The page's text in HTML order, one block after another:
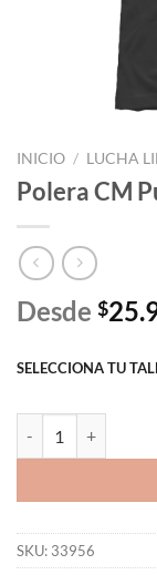
INICIO / LUCHA
Polera CM
Desde $
SELECCIONA TU
SKU: 33956